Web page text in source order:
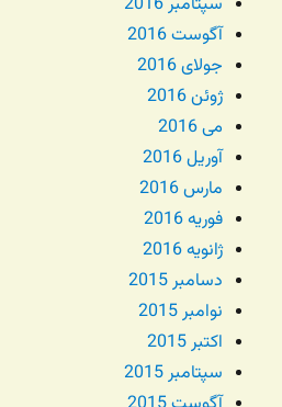
آگوست 2016
جولای 2016
ژوئن 2016
می 2016
آوریل 2016
مارس 2016
فوریه 2016
ژانویه 2016
دسامبر 2015
نوامبر 2015
اکتبر 2015
سپتامبر 2015